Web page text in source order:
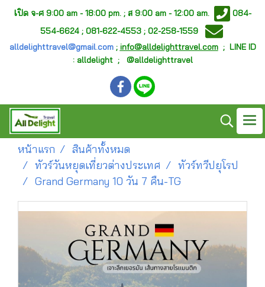
เปิด จ-ศ 9:00 am - 18:00 pm. ; ส 9:00 am - 12:00 am.
084-
554-6624 ; 081-622-4553 ; 02-258-1559
alldelighttravel@gmail.com; info@alldelighttravel.com; LINE ID
: alldelight ; @alldelighttravel
หน้าแรก
สินค้าทั้งหมด
ทัวร์วันหยุดเที่ยวต่างประเทศ
ทัวร์ทวีปยุโรป
Grand Germany 10 วัน 7 คืน-TG